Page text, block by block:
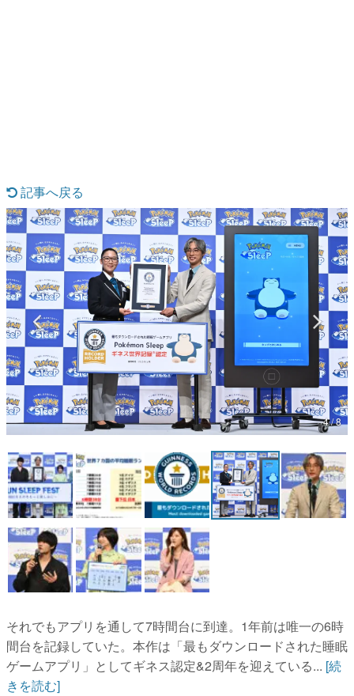
カテゴリ
特集記事
マンガ
女性向け
アプリレビュー
その他
電ファミニコゲーマーとは？
運営：株式会社マレ
記事へ戻る
4 / 8
それでもアプリを通して7時間台に到達。1年前は唯一の6時
間台を記録していた。本作は「最もダウンロードされた睡眠
ゲームアプリ」としてギネス認定&2周年を迎えている... [続
きを読む]